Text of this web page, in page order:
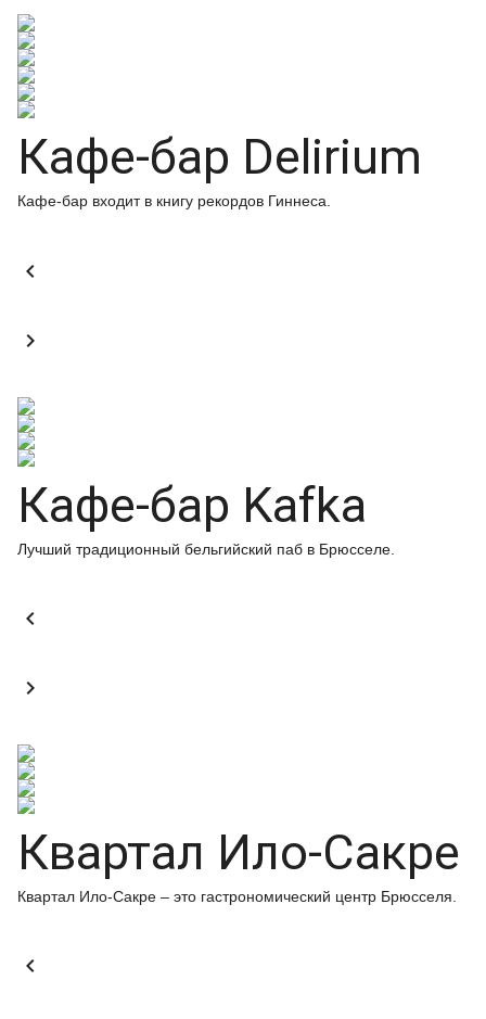
Кафе-бар Delirium
Кафе-бар входит в книгу рекордов Гиннеса.


Кафе-бар Kafka
Лучший традиционный бельгийский паб в Брюсселе.


Квартал Ило-Сакре
Квартал Ило-Сакре – это гастрономический центр Брюсселя.
